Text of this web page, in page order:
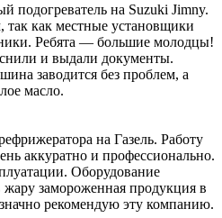
подогреватель на Suzuki Jimny.
так как местные установщики
Ребята — большие молодцы!
и выдали документы.
заводится без проблем, а
масло.
на Газель. Работу
аккуратно и профессионально.
Оборудование
жару замороженная продукция в
рекомендую эту компанию.